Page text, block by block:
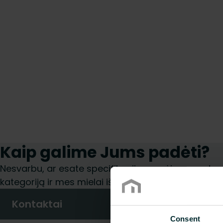
Consent
Kaip galime Jums padėti?
Nesvarbu, ar esate specifikacijų rengėjas,
kategoriją ir mes mielai išnagrinėsime jūsų
Kontaktai